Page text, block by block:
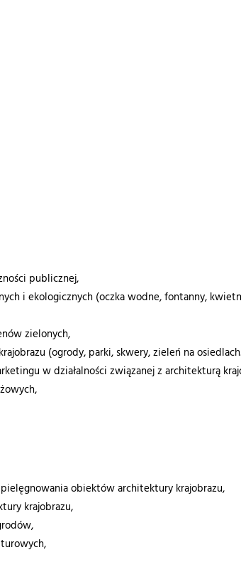
publicznej,
i ekologicznych (oczka wodne, fontanny,
zielonych,
(ogrody, parki, skwery, zieleń na
w działalności związanej z architekturą
obiektów architektury krajobrazu,
krajobrazu,